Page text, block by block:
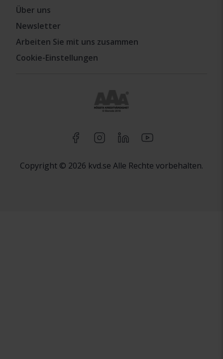
Über uns
Newsletter
Arbeiten Sie mit uns zusammen
Cookie-Einstellungen
Copyright © 2026 kvd.se Alle Rechte vorbehalten.